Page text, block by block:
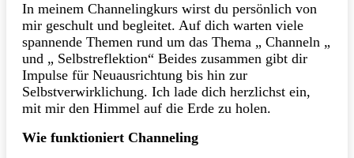
In meinem Channelingkurs wirst du persönlich von
mir geschult und begleitet. Auf dich warten viele
spannende Themen rund um das Thema „ Channeln „
und „ Selbstreflektion“ Beides zusammen gibt dir
Impulse für Neuausrichtung bis hin zur
Selbstverwirklichung. Ich lade dich herzlichst ein,
mit mir den Himmel auf die Erde zu holen.
Wie funktioniert Channeling